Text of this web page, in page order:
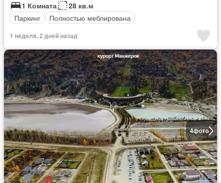
1 Комната
28 кв.м
Паркинг
Полностью меблирована
1 неделя, 2 дней назад
4фото